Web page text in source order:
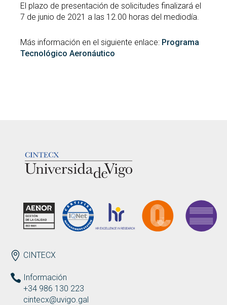
El plazo de presentación de solicitudes finalizará el
7 de junio de 2021 a las 12.00 horas del mediodía.
Más información en el siguiente enlace: Programa
Tecnológico Aeronáutico
ENDEREZO ES
CINTECX
Información
+34 986 130 223
cintecx@uvigo.gal